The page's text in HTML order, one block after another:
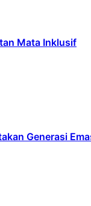
Mata Inklusif
Generasi